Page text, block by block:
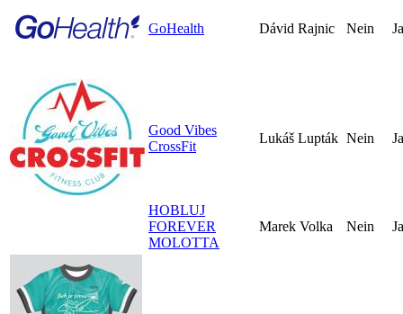
GoHealth Dávid Rajnic Nein Ja
Good Vibes
CrossFit
Lukáš Lupták Nein Ja
HOBLUJ
FOREVER
MOLOTTA
Marek Volka Nein Ja